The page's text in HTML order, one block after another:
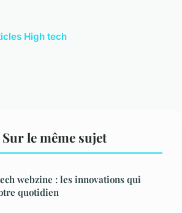
High tech
le même sujet
webzine : les innovations qui
quotidien